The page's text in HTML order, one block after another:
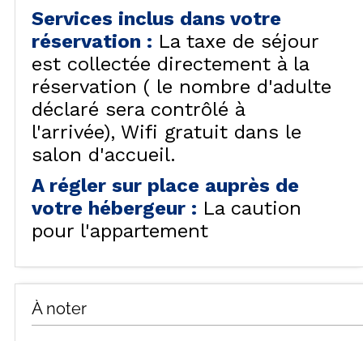
Services inclus dans votre
réservation : La taxe de séjour
est collectée directement à la
réservation ( le nombre d'adulte
déclaré sera contrôlé à
l'arrivée) Wifi gratuit dans le
salon d'accueil.
A régler sur place auprès de
votre hébergeur : La caution
pour l'appartement
À noter